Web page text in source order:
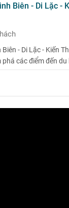
Biên - Di Lặc -
- Di Lặc - Kiến
các điểm đến du